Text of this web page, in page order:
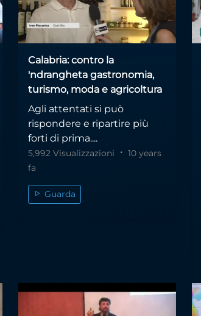
Calabria: contro la
'ndrangheta gastronomia,
turismo, moda e agricoltura
Agli attentati si può
rispondere e ripartire più
forti di prima....
5,992 Visualizzazioni
10 years
fa
Guarda